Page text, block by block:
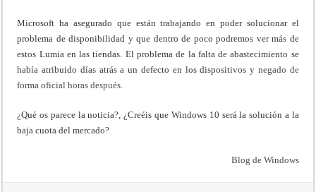
Microsoft ha asegurado que están trabajando en poder solucionar el
problema de disponibilidad y que dentro de poco podremos ver más de
estos Lumia en las tiendas. El problema de la falta de abastecimiento se
había atribuido días atrás a un defecto en los dispositivos y negado de
forma oficial horas después.
¿Qué os parece la noticia?, ¿Creéis que Windows 10 será la solución a la
baja cuota del mercado?
Blog de Windows